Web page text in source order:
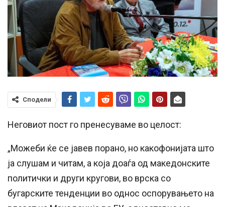
Сподели
Неговиот пост го пренесуваме во целост:
„Можеби ќе се јавев порано, но какофонијата што
ја слушам и читам, а која доаѓа од македонските
политички и други кругови, во врска со
бугарските тенденции во однос оспорувањето на